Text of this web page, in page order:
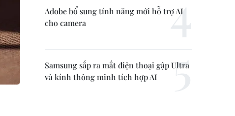
Adobe bổ sung tính năng mới hỗ trợ AI
cho camera
Samsung sắp ra mắt điện thoại gập Ultra
và kính thông minh tích hợp AI